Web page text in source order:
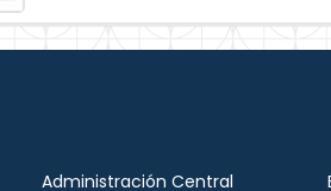
Administración Central